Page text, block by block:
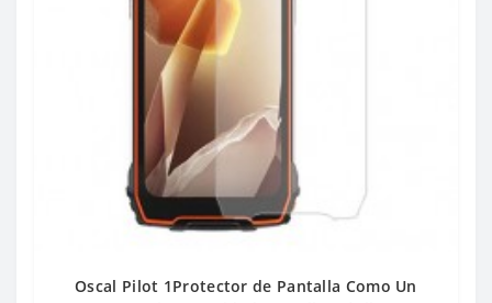
Oscal Pilot 1Protector de Pantalla Como Un